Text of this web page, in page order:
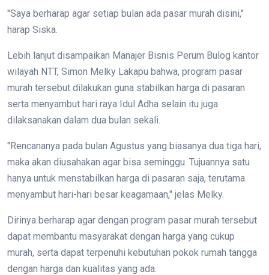
"Saya berharap agar setiap bulan ada pasar murah disini,"
harap Siska.
Lebih lanjut disampaikan Manajer Bisnis Perum Bulog kantor
wilayah NTT, Simon Melky Lakapu bahwa, program pasar
murah tersebut dilakukan guna stabilkan harga di pasaran
serta menyambut hari raya Idul Adha selain itu juga
dilaksanakan dalam dua bulan sekali.
"Rencananya pada bulan Agustus yang biasanya dua tiga hari,
maka akan diusahakan agar bisa seminggu. Tujuannya satu
hanya untuk menstabilkan harga di pasaran saja, terutama
menyambut hari-hari besar keagamaan," jelas Melky.
Dirinya berharap agar dengan program pasar murah tersebut
dapat membantu masyarakat dengan harga yang cukup
murah, serta dapat terpenuhi kebutuhan pokok rumah tangga
dengan harga dan kualitas yang ada.